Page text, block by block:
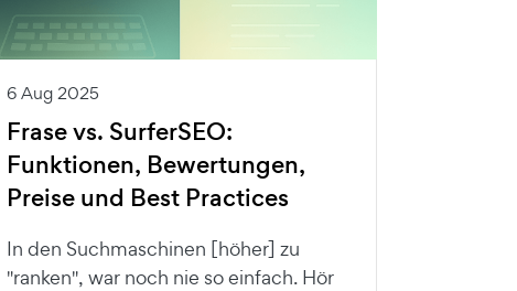
6 Aug 2025
Frase vs. SurferSEO:
Funktionen, Bewertungen,
Preise und Best Practices
In den Suchmaschinen [höher] zu
"ranken", war noch nie so einfach. Hör